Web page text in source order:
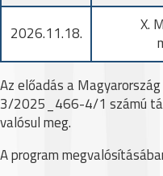
2026.11.18.
X.
Az előadás a
3/2025_466-4/1 számú
valósul meg.
A program